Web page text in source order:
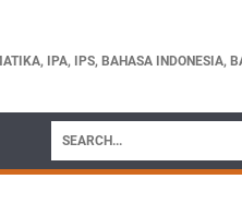
IPA, IPS, BAHASA INDONESIA,